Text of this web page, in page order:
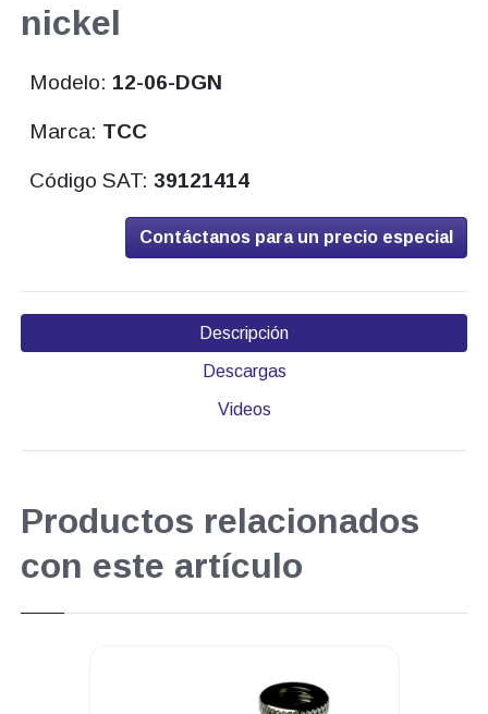
nickel
Modelo: 12-06-DGN
Marca: TCC
Código SAT:39121414
Contáctanos para un precio especial
Descripción
Descargas
Videos
Productos relacionados
con este artículo